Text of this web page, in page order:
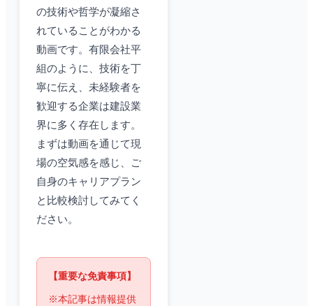
の技術や哲学が凝縮さ
れていることがわかる
動画です。有限会社平
組のように、技術を丁
寧に伝え、未経験者を
歓迎する企業は建設業
界に多く存在します。
まずは動画を通じて現
場の空気感を感じ、ご
自身のキャリアプラン
と比較検討してみてく
ださい。
【重要な免責事項】
※本記事は情報提供